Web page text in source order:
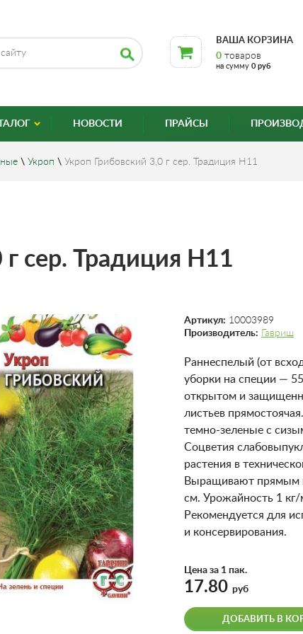
ВАША КОРЗИНА
0 товаров
на сумму 0 руб
НОВОСТИ ПРАЙСЫ
\ Укроп \ Укроп Грибовский 3,0 г сер. Традиция Н11
сер. Традиция Н11
Артикул: 10003989
Производитель:
Гавриш
Раннеспелый (от
уборки на специи —
открытом и
листьев
темно-зеленые с
Соцветия
растения в
Выращивают прямым
см. Урожайность 1 кг/
Рекомендуется для
и консервирования.
Цена за 1 пак.
17.80 руб
ДОБАВИТЬ В